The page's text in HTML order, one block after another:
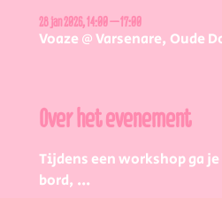
28 jan 2026, 14:00 – 17:00
Voaze @ Varsenare, Oude
Over het evenement
Tijdens een workshop ga
bord, ...